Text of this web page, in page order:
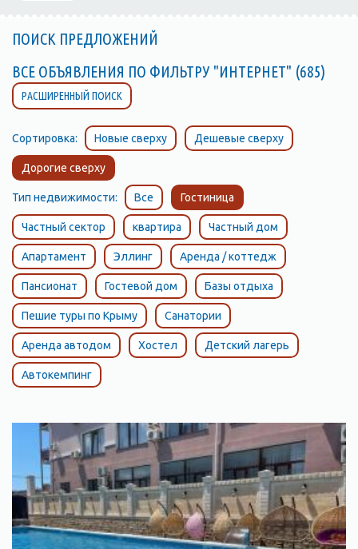
ПОИСК ПРЕДЛОЖЕНИЙ
ВСЕ ОБЪЯВЛЕНИЯ ПО ФИЛЬТРУ "ИНТЕРНЕТ" (685)
РАСШИРЕННЫЙ ПОИСК
Сортировка: Новые сверху Дешевые сверху
Дорогие сверху
Тип недвижимости: Все Гостиница
Частный сектор квартира Частный дом
Апартамент Эллинг Аренда / коттедж
Пансионат Гостевой дом Базы отдыха
Пешие туры по Крыму Санатории
Аренда автодом Хостел Детский лагерь
Автокемпинг